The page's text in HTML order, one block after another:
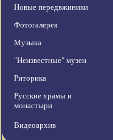
Новые передвжиники
Фотогалерея
Музыка
"Неизвестные" музеи
Риторика
Русские храмы и
монастыри
Видеоархив